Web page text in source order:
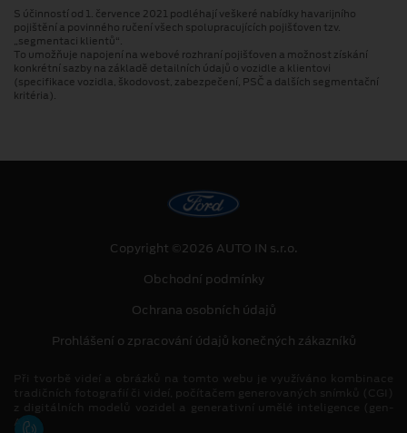
S účinností od 1. července 2021 podléhají veškeré nabídky havarijního
pojištění a povinného ručení všech spolupracujících pojišťoven tzv.
„segmentaci klientů“.
To umožňuje napojení na webové rozhraní pojišťoven a možnost získání
konkrétní sazby na základě detailních údajů o vozidle a klientovi
(specifikace vozidla, škodovost, zabezpečení, PSČ a dalších segmentační
kritéria).
Copyright ©2026 AUTO IN s.r.o.
Obchodní podmínky
Ochrana osobních údajů
Prohlášení o zpracování údajů konečných zákazníků
AI).